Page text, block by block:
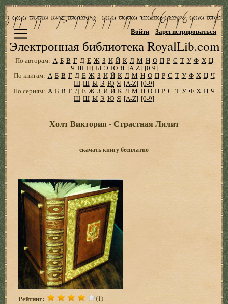
Электронная библиотека RoyalLib.com
Войти Зарегистрироваться
По авторам: А Б В Г Д Е Ж З И Й К Л М Н О П Р С Т У Ф Х Ц
Ч Ш Щ Ы Э Ю Я [A-Z] [0-9]
По книгам: А Б В Г Д Е Ж З И Й К Л М Н О П Р С Т У Ф Х Ц Ч
Ш Щ Ы Э Ю Я [A-Z] [0-9]
По сериям: А Б В Г Д Е Ж З И Й К Л М Н О П Р С Т У Ф Х Ц Ч
Ш Щ Ы Э Ю Я [A-Z] [0-9]
Холт Виктория - Страстная Лилит
скачать книгу бесплатно
Рейтинг: (1)